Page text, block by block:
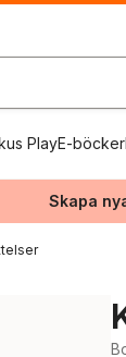
PlayE-böcker
Skapa